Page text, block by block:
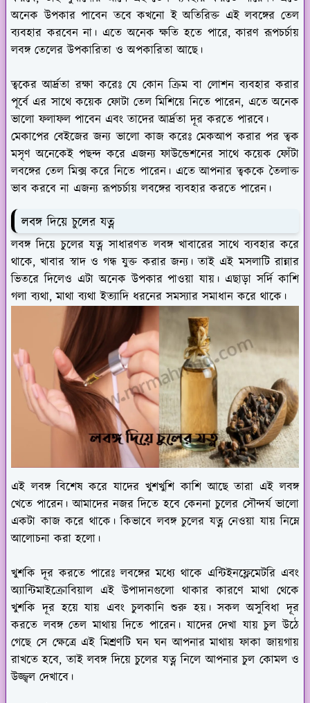
অনেক উপকার পাবেন তবে কখনো ই অতিরিক্ত এই লবঙ্গের তেল
ব্যবহার করবেন না। এতে অনেক ক্ষতি হতে পারে, কারণ রূপচর্চায়
লবঙ্গ তেলের উপকারিতা ও অপকারিতা আছে।
ত্বকের আর্দ্রতা রক্ষা করেঃ যে কোন ক্রিম বা লোশন ব্যবহার করার
পূর্বে এর সাথে কয়েক ফোটা তেল মিশিয়ে নিতে পারেন, এতে অনেক
ভালো ফলাফল পাবেন এবং তাদের আর্দ্রতা দূর করতে পারবে।
মেকাপের বেইজের জন্য ভালো কাজ করেঃ মেকআপ করার পর ত্বক
মসৃণ অনেকেই পছন্দ করে এজন্য ফাউন্ডেশনের সাথে কয়েক ফোঁটা
লবঙ্গের তেল মিক্স করে নিতে পারেন। এতে আপনার ত্বককে তৈলাক্ত
ভাব করবে না এজন্য রূপচর্চায় লবঙ্গের ব্যবহার করতে পারেন।
লবঙ্গ দিয়ে চুলের যত্ন
লবঙ্গ দিয়ে চুলের যত্ন সাধারণত লবঙ্গ খাবারের সাথে ব্যবহার করে
থাকে, খাবার স্বাদ ও গন্ধ যুক্ত করার জন্য। তাই এই মসলাটি রান্নার
ভিতরে দিলেও এটা অনেক উপকার পাওয়া যায়। এছাড়া সর্দি কাশি
গলা ব্যথা, মাথা ব্যথা ইত্যাদি ধরনের সমস্যার সমাধান করে থাকে।
এই লবঙ্গ বিশেষ করে যাদের খুশখুশি কাশি আছে তারা এই লবঙ্গ
খেতে পারেন। আমাদের নজর দিতে হবে কেননা চুলের সৌন্দর্য ভালো
একটা কাজ করে থাকে। কিভাবে লবঙ্গ চুলের যত্ন নেওয়া যায় নিম্নে
আলোচনা করা হলো।
খুশকি দূর করতে পারেঃ লবঙ্গের মধ্যে থাকে এন্টিইনফ্লেমেটরি এবং
অ্যান্টিমাইক্রোবিয়াল এই উপাদানগুলো থাকার কারণে মাথা থেকে
খুশকি দূর হয়ে যায় এবং চুলকানি শুরু হয়। সকল অসুবিধা দূর
করতে লবঙ্গ তেল মাথায় দিতে পারেন। যাদের দেখা যায় চুল উঠে
গেছে সে ক্ষেত্রে এই মিশ্রণটি ঘন ঘন আপনার মাথায় ফাকা জায়গায়
রাখতে হবে, তাই লবঙ্গ দিয়ে চুলের যত্ন নিলে আপনার চুল কোমল ও
উজ্জ্বল দেখাবে।